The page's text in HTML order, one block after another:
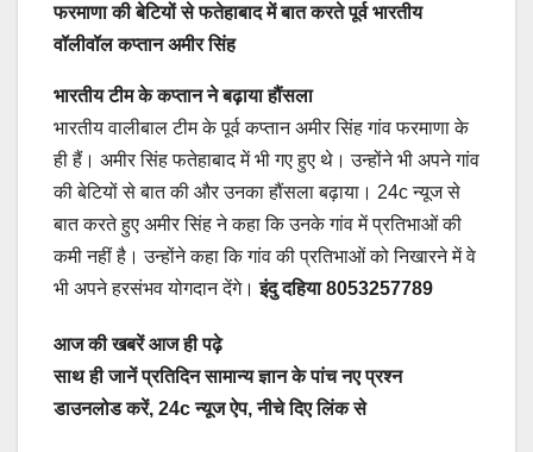
फरमाणा की बेटियों से फतेहाबाद में बात करते पूर्व भारतीय
वॉलीवॉल कप्तान अमीर सिंह
भारतीय टीम के कप्तान ने बढ़ाया हौंसला
भारतीय वालीबाल टीम के पूर्व कप्तान अमीर सिंह गांव फरमाणा के
ही हैं। अमीर सिंह फतेहाबाद में भी गए हुए थे। उन्होंने भी अपने गांव
की बेटियों से बात की और उनका हौंसला बढ़ाया। 24c न्यूज से
बात करते हुए अमीर सिंह ने कहा कि उनके गांव में प्रतिभाओं की
कमी नहीं है। उन्होंने कहा कि गांव की प्रतिभाओं को निखारने में वे
भी अपने हरसंभव योगदान देंगे।इंदु दहिया 8053257789
आज की खबरें आज ही पढ़े
साथ ही जानें प्रतिदिन सामान्य ज्ञान के पांच नए प्रश्न
डाउनलोड करें, 24c न्यूज ऐप, नीचे दिए लिंक से